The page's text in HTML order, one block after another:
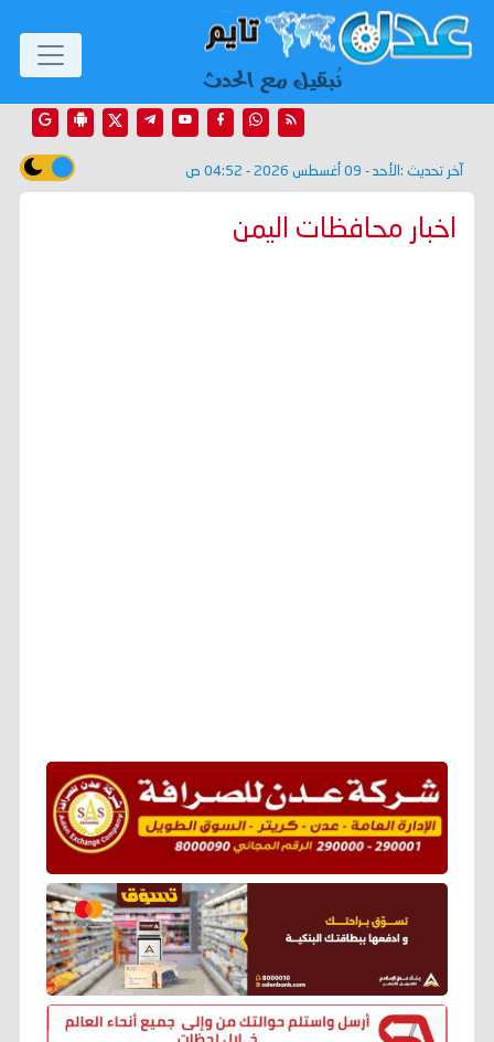
آخر تحديث : الأحد - 09 أغسطس 2026 - 04:52 ص
اخبار محافظات اليمن